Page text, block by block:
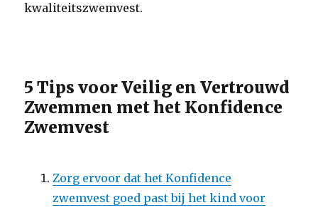
kwaliteitszwemvest.
5 Tips voor Veilig en Vertrouwd
Zwemmen met het Konfidence
Zwemvest
Zorg ervoor dat het Konfidence
zwemvest goed past bij het kind voor